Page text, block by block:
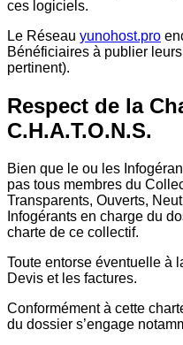
ces logiciels.
Le Réseau yunohost.pro
Bénéficiaires à publier
pertinent).
Respect de la
C.H.A.T.O.N.S.
Bien que le ou les
pas tous membres du
Transparents, Ouverts,
Infogérants en charge du
charte de ce collectif.
Toute entorse éventuelle à
Devis et les factures.
Conformément à cette
du dossier s’engage